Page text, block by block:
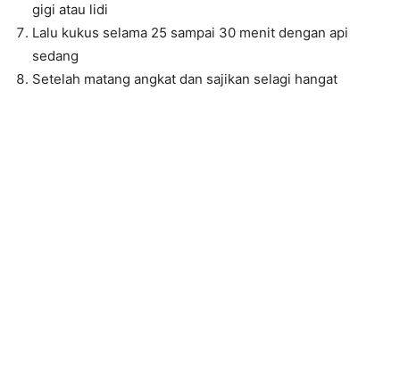
gigi atau lidi
Lalu kukus selama 25 sampai 30 menit dengan api
sedang
Setelah matang angkat dan sajikan selagi hangat